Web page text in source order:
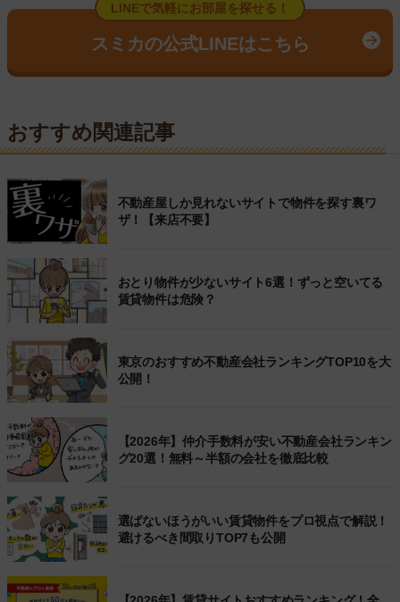
LINEで気軽にお部屋を探せる！
スミカの公式LINEはこちら
おすすめ関連記事
不動産屋しか見れないサイトで物件を探す裏ワ
ザ！【来店不要】
おとり物件が少ないサイト6選！ずっと空いてる
賃貸物件は危険？
東京のおすすめ不動産会社ランキングTOP10を大
公開！
【2026年】仲介手数料が安い不動産会社ランキン
グ20選！無料～半額の会社を徹底比較
選ばないほうがいい賃貸物件をプロ視点で解説！
避けるべき間取りTOP7も公開